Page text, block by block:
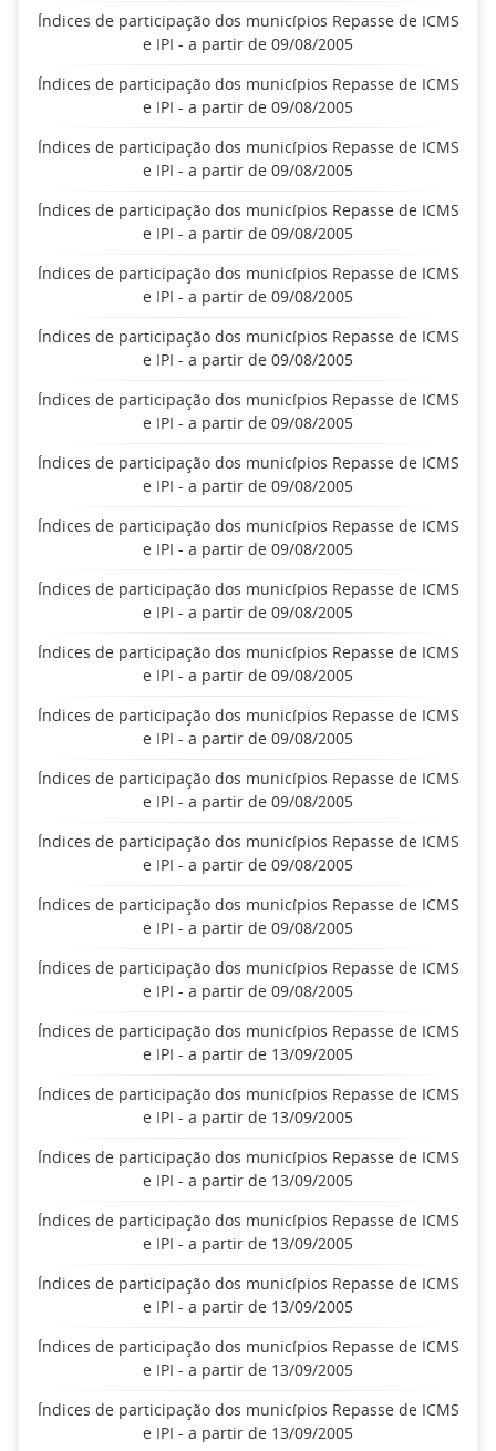
Índices de participação dos municípios Repasse de ICMS
e IPI - a partir de 09/08/2005
Índices de participação dos municípios Repasse de ICMS
e IPI - a partir de 09/08/2005
Índices de participação dos municípios Repasse de ICMS
e IPI - a partir de 09/08/2005
Índices de participação dos municípios Repasse de ICMS
e IPI - a partir de 09/08/2005
Índices de participação dos municípios Repasse de ICMS
e IPI - a partir de 09/08/2005
Índices de participação dos municípios Repasse de ICMS
e IPI - a partir de 09/08/2005
Índices de participação dos municípios Repasse de ICMS
e IPI - a partir de 09/08/2005
Índices de participação dos municípios Repasse de ICMS
e IPI - a partir de 09/08/2005
Índices de participação dos municípios Repasse de ICMS
e IPI - a partir de 09/08/2005
Índices de participação dos municípios Repasse de ICMS
e IPI - a partir de 09/08/2005
Índices de participação dos municípios Repasse de ICMS
e IPI - a partir de 09/08/2005
Índices de participação dos municípios Repasse de ICMS
e IPI - a partir de 09/08/2005
Índices de participação dos municípios Repasse de ICMS
e IPI - a partir de 09/08/2005
Índices de participação dos municípios Repasse de ICMS
e IPI - a partir de 09/08/2005
Índices de participação dos municípios Repasse de ICMS
e IPI - a partir de 09/08/2005
Índices de participação dos municípios Repasse de ICMS
e IPI - a partir de 09/08/2005
Índices de participação dos municípios Repasse de ICMS
e IPI - a partir de 13/09/2005
Índices de participação dos municípios Repasse de ICMS
e IPI - a partir de 13/09/2005
Índices de participação dos municípios Repasse de ICMS
e IPI - a partir de 13/09/2005
Índices de participação dos municípios Repasse de ICMS
e IPI - a partir de 13/09/2005
Índices de participação dos municípios Repasse de ICMS
e IPI - a partir de 13/09/2005
Índices de participação dos municípios Repasse de ICMS
e IPI - a partir de 13/09/2005
Índices de participação dos municípios Repasse de ICMS
e IPI - a partir de 13/09/2005